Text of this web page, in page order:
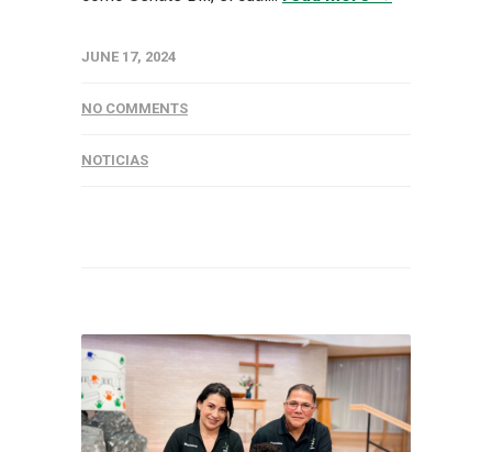
JUNE 17, 2024
NO COMMENTS
NOTICIAS